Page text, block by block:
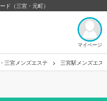
ド（三宮・元町）
マイページ
三宮メンズエステ 三宮駅メンズエス